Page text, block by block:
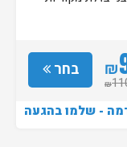
בחר ₪
₪
- שלמו בהגעה